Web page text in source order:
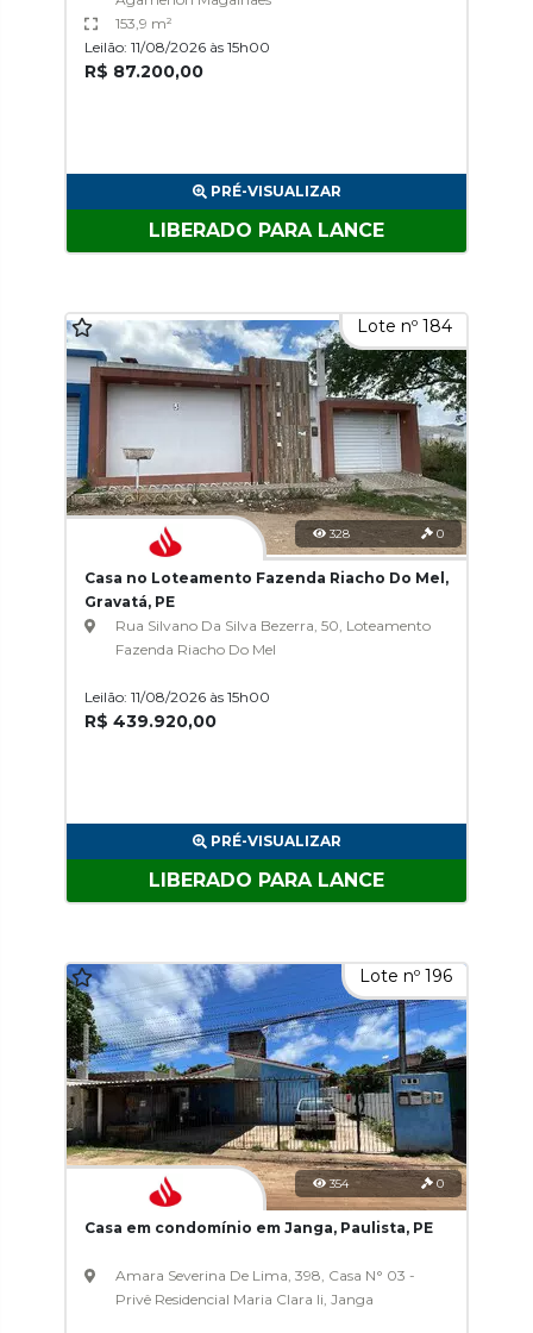
153,9 m²
Leilão: 11/08/2026 às 15h00
R$ 87.200,00
PRÉ-VISUALIZAR
LIBERADO PARA LANCE
Lote nº 184
328 0
Casa no Loteamento Fazenda Riacho Do Mel,
Gravatá, PE
Rua Silvano Da Silva Bezerra, 50, Loteamento
Fazenda Riacho Do Mel
Leilão: 11/08/2026 às 15h00
R$ 439.920,00
PRÉ-VISUALIZAR
LIBERADO PARA LANCE
Lote nº 196
354 0
Casa em condomínio em Janga, Paulista, PE
Amara Severina De Lima, 398, Casa N° 03 -
Privê Residencial Maria Clara Ii, Janga